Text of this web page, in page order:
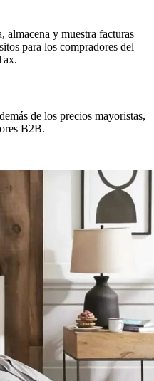
almacena y muestra facturas
para los compradores del
de los precios mayoristas,
B2B.